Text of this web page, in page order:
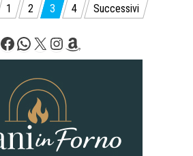
1 2 3 4 Successivi
Facebook
WhatsApp
X Instagram
Amazon